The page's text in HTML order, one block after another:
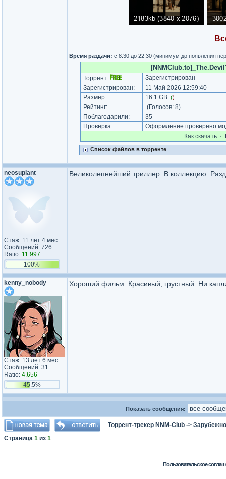
Время раздачи: с 8:30 до 22:30 (минимум до появления
Торрент:
Зарегистрирован
Зарегистрирован:
11 Май 2026 12:59:40
Размер:
16.1 GB ()
Рейтинг: (Голосов: 8)
Поблагодарили:
35
Проверка:
Оформление проверено
Как cкачать·
Список файлов в торренте
neosupiant
Стаж: 11 лет 4 мес.
Сообщений: 726
Ratio: 11.997
100%
Великолепнейший триллер. В коллекцию.
kenny_nobody
Стаж: 13 лет 6 мес.
Сообщений: 31
Ratio: 4.656
45.5%
Хороший фильм. Красивый, грустный. Ни
Показать сообщения:
Торрент-трекер NNM-Club ->
Страница 1 из 1
Пользовательское